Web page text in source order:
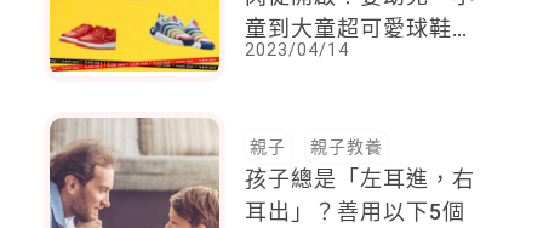
童到大童超可愛球鞋一
篇看齊，輕鬆穿脫鞋款
2023/04/14
親子 親子教養
孩子總是「左耳進，右
耳出」？善用以下5個